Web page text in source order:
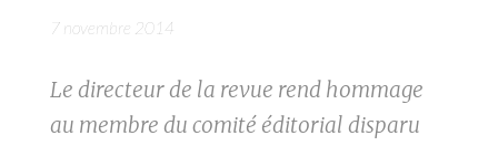
7 novembre 2014
Le directeur de la revue rend hommage
au membre du comité éditorial disparu